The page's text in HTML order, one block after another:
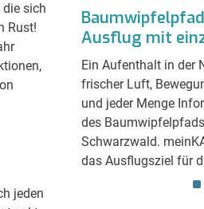
sich
Rust!
jeden
1,64
Sternagel,
2020, die
Ausflug mit
Ein Aufenthalt in der
frischer Luft,
und jeder Menge
des
Schwarzwald.
das Ausflugsziel für